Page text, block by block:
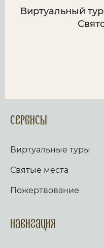
Виртуальный
Сервисы
Виртуальные туры
Святые места
Пожертвование
Навигация